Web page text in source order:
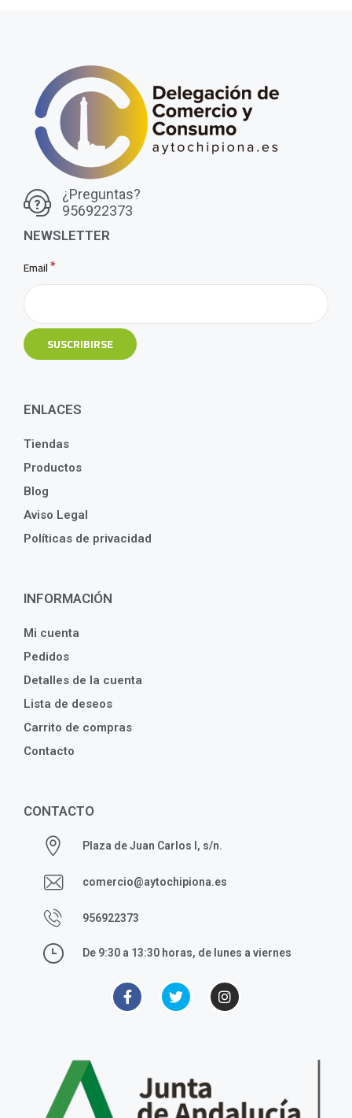
¿Preguntas?
956922373
NEWSLETTER
Email*
ENLACES
Tiendas
Productos
Blog
Aviso Legal
Políticas de privacidad
INFORMACIÓN
Mi cuenta
Pedidos
Detalles de la cuenta
Lista de deseos
Carrito de compras
Contacto
CONTACTO
Plaza de Juan Carlos I, s/n.
comercio@aytochipiona.es
956922373
De 9:30 a 13:30 horas, de lunes a viernes